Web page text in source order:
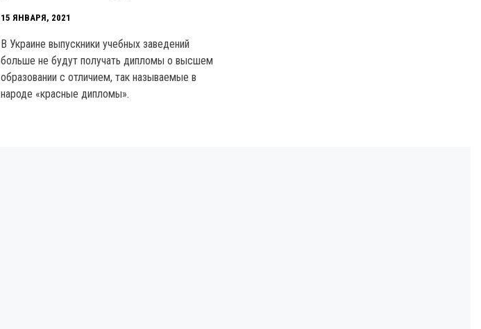
15 ЯНВАРЯ, 2021
В Украине выпускники учебных заведений
больше не будут получать дипломы о высшем
образовании с отличием, так называемые в
народе «красные дипломы».